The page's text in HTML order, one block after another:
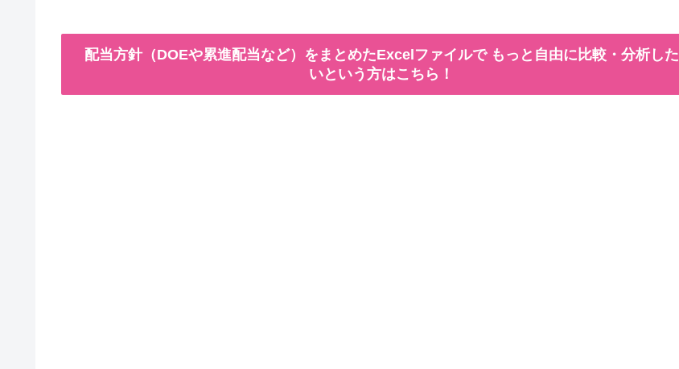
配当方針（DOEや累進配当など）をまとめたExcelファイルで もっと自由に比較・分析した
いという方はこちら！